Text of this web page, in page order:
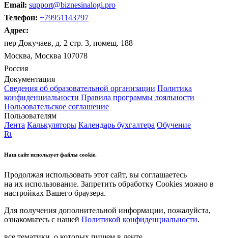
Email: support@biznesinalogi.pro
Телефон: +79951143797
Адрес:
пер Докучаев, д. 2 стр. 3, помещ. 188
Москва, Москва 107078
Россия
Документация
Сведения об образовательной организации Политика
конфиденциальности Правила программы лояльности
Пользовательское соглашение
Пользователям
Лента Калькуляторы Календарь бухгалтера Обучение
Rt
Наш сайт использует файлы cookie.
Продолжая использовать этот сайт, вы соглашаетесь
на их использование. Запретить обработку Cookies можно в
настройках Вашего браузера.
Для получения дополнительной информации, пожалуйста,
ознакомьтесь с нашей Политикой конфиденциальности.